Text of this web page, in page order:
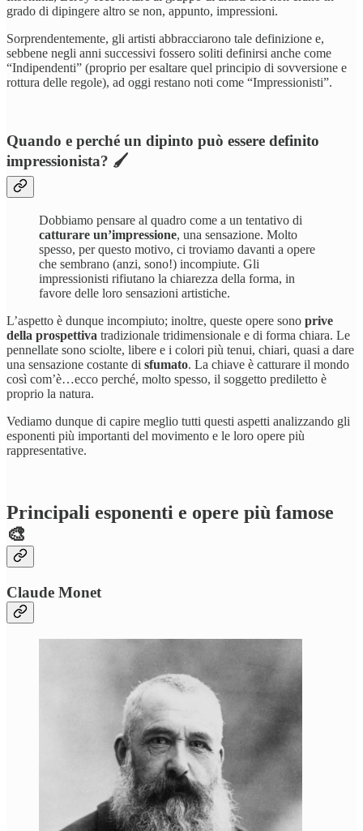
grado di dipingere altro se non, appunto, impressioni.
Sorprendentemente, gli artisti abbracciarono tale definizione e,
sebbene negli anni successivi fossero soliti definirsi anche come
“Indipendenti” (proprio per esaltare quel principio di sovversione e
rottura delle regole), ad oggi restano noti come “Impressionisti”.
Quando e perché un dipinto può essere definito
impressionista? 🖌️
Dobbiamo pensare al quadro come a un tentativo di
catturare un’impressione, una sensazione. Molto
spesso, per questo motivo, ci troviamo davanti a opere
che sembrano (anzi, sono!) incompiute. Gli
impressionisti rifiutano la chiarezza della forma, in
favore delle loro sensazioni artistiche.
L’aspetto è dunque incompiuto; inoltre, queste opere sono prive
della prospettiva tradizionale tridimensionale e di forma chiara. Le
pennellate sono sciolte, libere e i colori più tenui, chiari, quasi a dare
una sensazione costante di sfumato. La chiave è catturare il mondo
così com’è…ecco perché, molto spesso, il soggetto prediletto è
proprio la natura.
Vediamo dunque di capire meglio tutti questi aspetti analizzando gli
esponenti più importanti del movimento e le loro opere più
rappresentative.
Principali esponenti e opere più famose
🎨
Claude Monet